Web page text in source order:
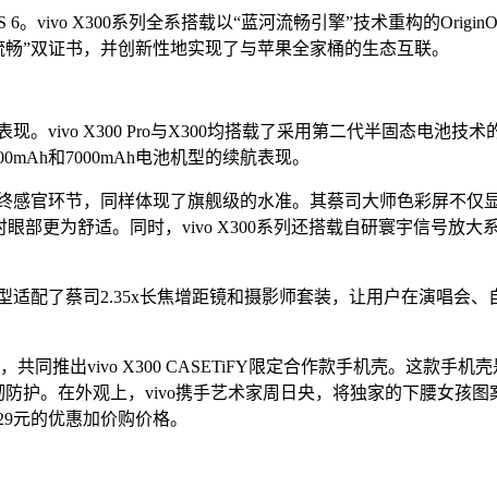
。vivo X300系列全系搭载以“蓝河流畅引擎”技术重构的
”双证书，并创新性地实现了与苹果全家桶的生态互联。
。vivo X300 Pro与X300均搭载了采用第二代半固态电池技术
和7000mAh电池机型的续航表现。
官环节，同样体现了旗舰级的水准。其蔡司大师色彩屏不仅
部更为舒适。同时，vivo X300系列还搭载自研寰宇信号放大
配了蔡司2.35x长焦增距镜和摄影师套装，让用户在演唱会
共同推出vivo X300 CASETiFY限定合作款手机壳。这款手机
护。在外观上，vivo携手艺术家周日央，将独家的下腰女孩
元的优惠加价购价格。